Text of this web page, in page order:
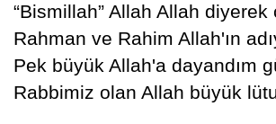
“Bismillah” Allah Allah diyerek
Rahman ve Rahim Allah'ın
Pek büyük Allah'a dayandım
Rabbimiz olan Allah büyük